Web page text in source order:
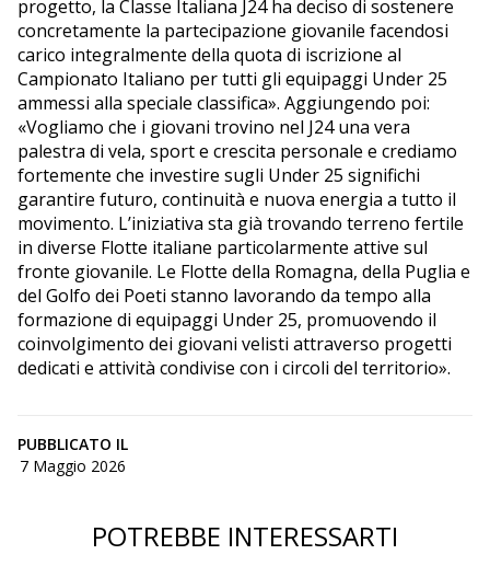
progetto, la Classe Italiana J24 ha deciso di sostenere
concretamente la partecipazione giovanile facendosi
carico integralmente della quota di iscrizione al
Campionato Italiano per tutti gli equipaggi Under 25
ammessi alla speciale classifica». Aggiungendo poi:
«Vogliamo che i giovani trovino nel J24 una vera
palestra di vela, sport e crescita personale e crediamo
fortemente che investire sugli Under 25 significhi
garantire futuro, continuità e nuova energia a tutto il
movimento. L’iniziativa sta già trovando terreno fertile
in diverse Flotte italiane particolarmente attive sul
fronte giovanile. Le Flotte della Romagna, della Puglia e
del Golfo dei Poeti stanno lavorando da tempo alla
formazione di equipaggi Under 25, promuovendo il
coinvolgimento dei giovani velisti attraverso progetti
dedicati e attività condivise con i circoli del territorio».
PUBBLICATO IL
7 Maggio 2026
POTREBBE INTERESSARTI